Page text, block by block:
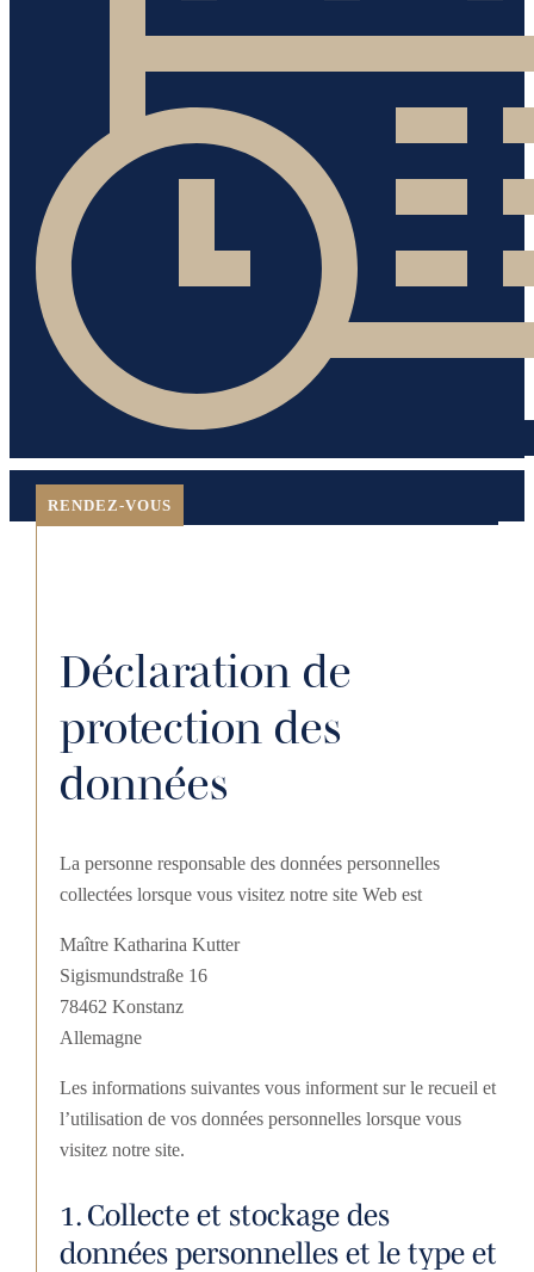
RENDEZ-VOUS
Déclaration de
protection des
données
La personne responsable des données personnelles
collectées lorsque vous visitez notre site Web est
Maître Katharina Kutter
Sigismundstraße 16
78462 Konstanz
Allemagne
Les informations suivantes vous informent sur le recueil et
l’utilisation de vos données personnelles lorsque vous
visitez notre site.
1. Collecte et stockage des
données personnelles et le type et